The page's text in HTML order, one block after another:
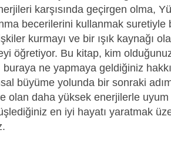
karşısında geçirgen olma,
becerilerini kullanmak suretiyle
kurmayı ve bir ışık kaynağı
öğretiyor. Bu kitap, kim
ne yapmaya geldiğiniz
büyüme yolunda bir sonraki
olan daha yüksek enerjilerle
en iyi hayatı yaratmak